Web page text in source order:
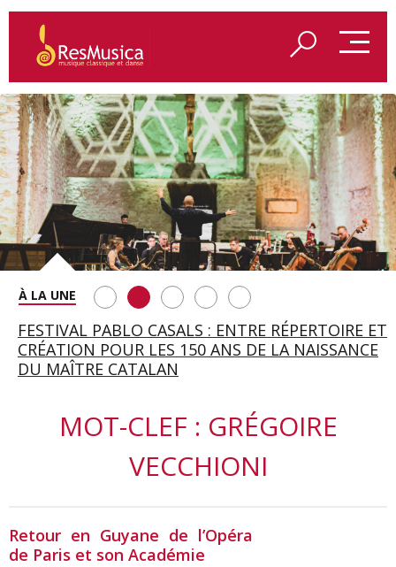
SAINT FRANÇOIS D’ASSISE À SALZBOURG, UNE
SOIRÉE IMMENSE PORTÉE PAR ROMEO
CASTELLUCCI ET MAXIME PASCAL
FESTIVAL PABLO CASALS : ENTRE RÉPERTOIRE ET
CRÉATION POUR LES 150 ANS DE LA NAISSANCE
DU MAÎTRE CATALAN
A BAYREUTH, LE 150E ANNIVERSAIRE DU RING
WAGNÉRIEN GÉNÉRÉ PAR L’IA
BETSY JOLAS FÊTE SON CENTIÈME
ANNIVERSAIRE
GEORGE BENJAMIN : « MES PARENTS AVAIENT
CETTE EXIGENCE DE L’OBJET CISELÉ »
MOT-CLEF : GRÉGOIRE
VECCHIONI
Retour en Guyane de l’Opéra
de Paris et son Académie